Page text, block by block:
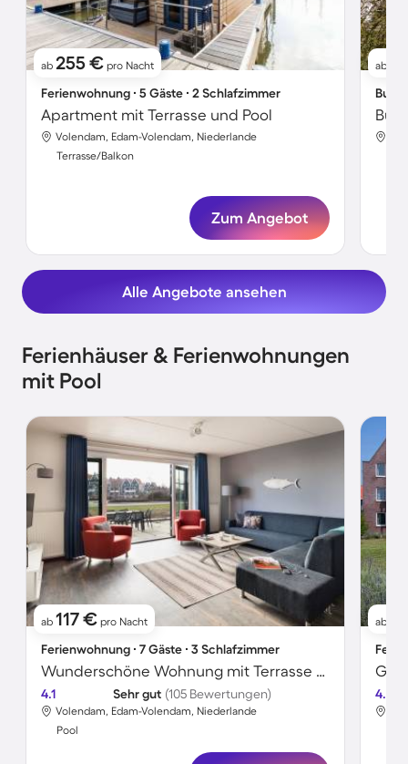
ab 255 € pro Nacht
Ferienwohnung ∙ 5 Gäste ∙ 2 Schlafzimmer
Apartment mit Terrasse und Pool
Volendam, Edam-Volendam, Niederlande
Terrasse/Balkon
Zum Angebot
ab
Alle Angebote ansehen
Ferienhäuser & Ferienwohnungen
mit Pool
ab 117 € pro Nacht
Ferienwohnung ∙ 7 Gäste ∙ 3 Schlafzimmer
Wunderschöne Wohnung mit Terrasse und Pool | Haustiere erlaubt
4.1 Sehr gut (105 Bewertungen)
Volendam, Edam-Volendam, Niederlande
Pool
ab
4.2